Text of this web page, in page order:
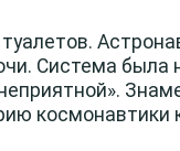
Система
космонавтики